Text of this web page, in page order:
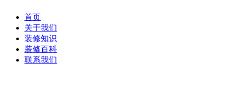
首页
关于我们
装修知识
装修百科
联系我们